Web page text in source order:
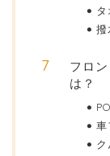
撥
フロ
は？
車